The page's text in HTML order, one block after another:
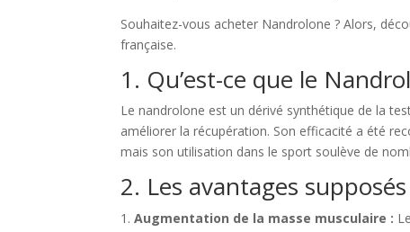
Souhaitez-vous acheter Nandrolone ? Alors,
française.
1. Qu’est-ce que le
Le nandrolone est un dérivé synthétique de la
améliorer la récupération. Son efficacité a été
mais son utilisation dans le sport soulève de
2. Les avantages supposés
Augmentation de la masse musculaire :